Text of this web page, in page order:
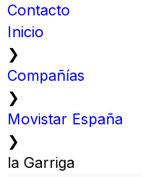
Contacto
Inicio
❯
Compañías
❯
Movistar España
❯
la Garriga